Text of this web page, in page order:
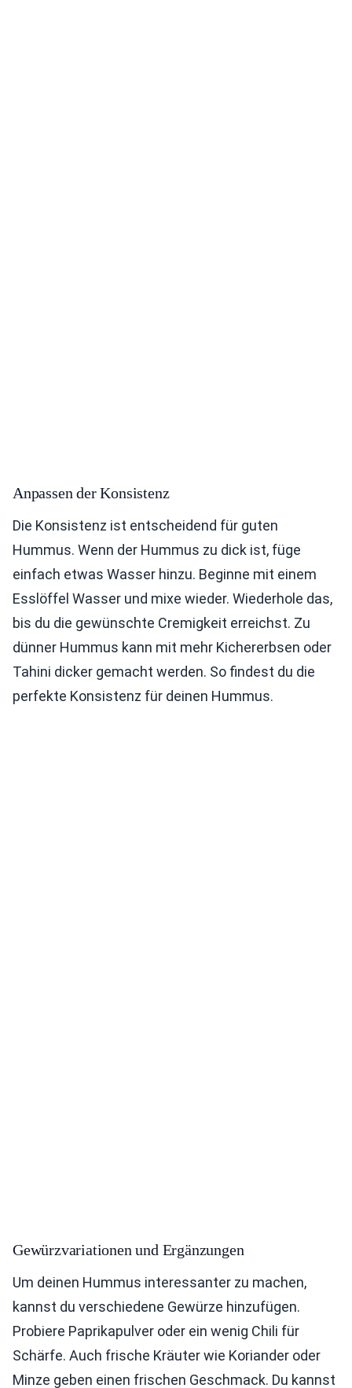
Anpassen der Konsistenz
Die Konsistenz ist entscheidend für guten
Hummus. Wenn der Hummus zu dick ist, füge
einfach etwas Wasser hinzu. Beginne mit einem
Esslöffel Wasser und mixe wieder. Wiederhole das,
bis du die gewünschte Cremigkeit erreichst. Zu
dünner Hummus kann mit mehr Kichererbsen oder
Tahini dicker gemacht werden. So findest du die
perfekte Konsistenz für deinen Hummus.
Gewürzvariationen und Ergänzungen
Um deinen Hummus interessanter zu machen,
kannst du verschiedene Gewürze hinzufügen.
Probiere Paprikapulver oder ein wenig Chili für
Schärfe. Auch frische Kräuter wie Koriander oder
Minze geben einen frischen Geschmack. Du kannst